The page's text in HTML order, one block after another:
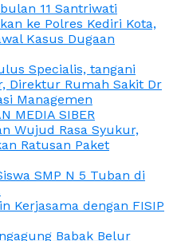
11 Santriwati
ke Polres Kediri Kota,
Kasus Dugaan
Specialis, tangani
Direktur Rumah Sakit Dr
Managemen
MEDIA SIBER
Wujud Rasa Syukur,
Ratusan Paket
SMP N 5 Tuban di
Kerjasama dengan FISIP
Babak Belur